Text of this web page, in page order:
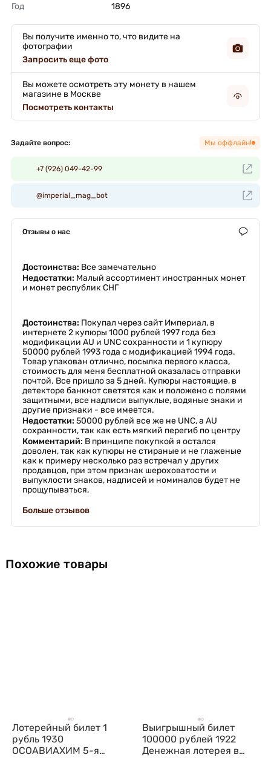
Год 1896
Вы получите именно то, что видите на
фотографии
Запросить еще фото
Вы можете осмотреть эту монету в нашем
магазине в Москве
Посмотреть контакты
Задайте вопрос: Мы оффлайн!
+7 (926) 049-42-99
@imperial_mag_bot
Отзывы о нас
Достоинства: Все замечательно
Недостатки: Малый ассортимент иностранных монет
и монет республик СНГ
Достоинства: Покупал через сайт Империал, в
интернете 2 купюры 1000 рублей 1997 года без
модификации AU и UNC сохранности и 1 купюру
50000 рублей 1993 года с модификацией 1994 года.
Товар упакован отлично, посылка первого класса,
стоимость для меня бесплатной оказалась отправки
почтой. Все пришло за 5 дней. Купюры настоящие, в
детекторе банкнот светятся как и положено с полями
защитными, все надписи выпуклые, водяные знаки и
другие признаки - все имеется.
Недостатки: 50000 рублей все же не UNC, а AU
сохранности, так как есть мягкий перегиб по центру
Комментарий: В принципе покупкой я остался
доволен, так как купюры не стираные и не глаженые
как к примеру несколько раз встречал у других
продавцов, при этом признак шероховатости и
выпуклости знаков, надписей и номиналов будет не
прощупываться,
Больше отзывов
Похожие товары
Лотерейный билет 1
рубль 1930
ОСОАВИАХИМ 5-я
Выигрышный билет
100000 рублей 1922
Денежная лотерея в